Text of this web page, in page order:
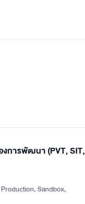
งการพัฒนา (PVT, SIT,
Sandbox,